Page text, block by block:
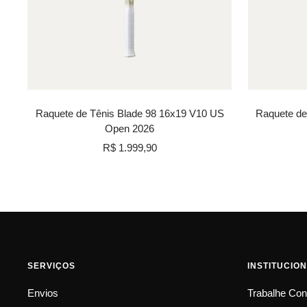
Raquete de Tênis Blade 98 16x19 V10 US
Open 2026
Preço
R$ 1.999,90
Raquete
SERVIÇOS
Envios Trabalhe